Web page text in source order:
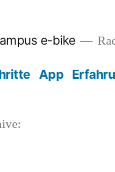
e-bike
App